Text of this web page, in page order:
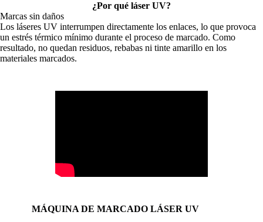
¿Por qué láser UV?
Marcas sin daños
Los láseres UV interrumpen directamente los enlaces, lo que provoca
un estrés térmico mínimo durante el proceso de marcado. Como
resultado, no quedan residuos, rebabas ni tinte amarillo en los
materiales marcados.
MÁQUINA DE MARCADO LÁSER UV